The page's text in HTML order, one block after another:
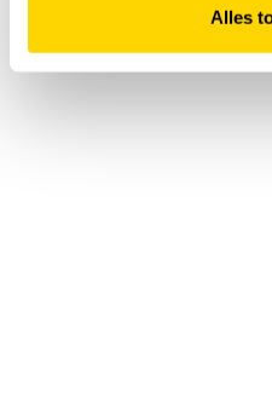
Alles